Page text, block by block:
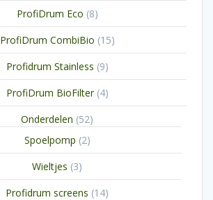
ProfiDrum Eco 88
producten
ProfiDrum CombiBio 1515
producten
Profidrum Stainless 99
producten
ProfiDrum BioFilter 44
producten
Onderdelen 5252
Spoelpomp 22
producten
Wieltjes 33
producten
Profidrum screens 1414